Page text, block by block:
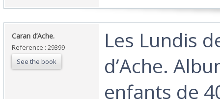
‎Caran d’Ache.‎
Reference : 29399
See the book
‎Les Lundis
d’Ache.
enfants de